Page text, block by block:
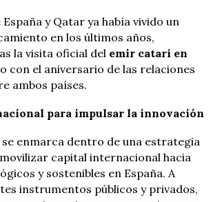
y Qatar ya había vivido un
en los últimos años,
la visita oficial del emir catarí en
con el aniversario de las relaciones
ambos países.
para impulsar la innovación
enmarca dentro de una estrategia
capital internacional hacia
y sostenibles en España. A
instrumentos públicos y privados,